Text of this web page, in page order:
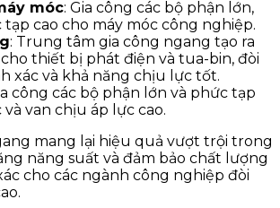
móc: Gia công các bộ phận lớn,
cao cho máy móc công nghiệp.
: Trung tâm gia công ngang tạo ra
thiết bị phát điện và tua-bin, đòi
xác và khả năng chịu lực tốt.
công các bộ phận lớn và phức tạp
van chịu áp lực cao.
mang lại hiệu quả vượt trội trong
năng suất và đảm bảo chất lượng
cho các ngành công nghiệp đòi